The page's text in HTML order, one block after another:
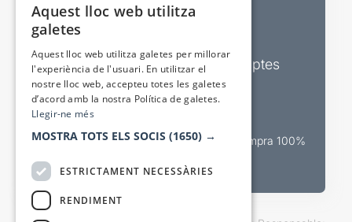
Sortejos exclusius
Butlletins d’actualitat i descomptes
Valora espectacles
Canal oficial de venda teatral Compra 100%
Aquest lloc web utilitza
galetes
Aquest lloc web utilitza galetes per millorar
l'experiència de l'usuari. En utilitzar el
nostre lloc web, accepteu totes les galetes
d’acord amb la nostra Política de galetes.
Llegir-ne més
MOSTRA TOTS ELS SOCIS (1650) →
ESTRICTAMENT NECESSÀRIES
RENDIMENT